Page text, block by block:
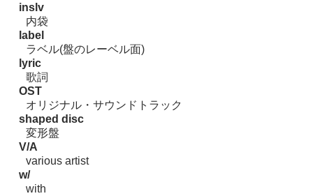
inslv
内袋
label
ラベル(盤のレーベル面)
lyric
歌詞
OST
オリジナル・サウンドトラック
shaped disc
変形盤
V/A
various artist
w/
with